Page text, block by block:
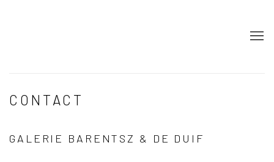
CONTACT
GALERIE BARENTSZ & DE DUIF